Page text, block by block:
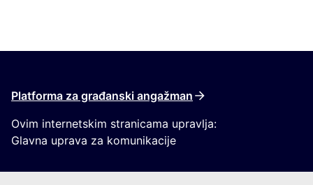
Platforma za građanski angažman
Ovim internetskim stranicama upravlja:
Glavna uprava za komunikacije